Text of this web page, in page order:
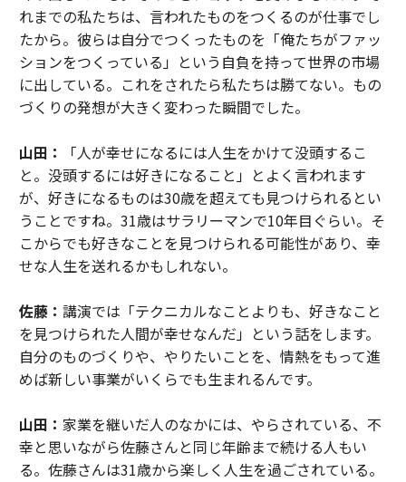
れまでの私たちは、言われたものをつくるのが仕事でし
たから。彼らは自分でつくったものを「俺たちがファッ
ションをつくっている」という自負を持って世界の市場
に出している。これをされたら私たちは勝てない。もの
づくりの発想が大きく変わった瞬間でした。
山田：
「人が幸せになるには人生をかけて没頭するこ
と。没頭するには好きになること」とよく言われます
が、好きになるものは30歳を超えても見つけられるとい
うことですね。31歳はサラリーマンで10年目ぐらい。そ
こからでも好きなことを見つけられる可能性があり、幸
せな人生を送れるかもしれない。
佐藤： 講演では「テクニカルなことよりも、好きなこと
を見つけられた人間が幸せなんだ」という話をします。
自分のものづくりや、やりたいことを、情熱をもって進
めば新しい事業がいくらでも生まれるんです。
山田： 家業を継いだ人のなかには、やらされている、不
幸と思いながら佐藤さんと同じ年齢まで続ける人もい
る。佐藤さんは31歳から楽しく人生を過ごされている。